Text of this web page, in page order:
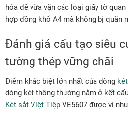
hóa để vừa vặn các loại giấy tờ
hợp đồng khổ A4 mà không bị quăn
Đánh giá cấu tạo siêu
tường thép vững chãi
Điểm khác biệt lớn nhất của dòng
dòng két thông thường nằm ở kết
Két sắt Việt Tiệp VE5607 được ví